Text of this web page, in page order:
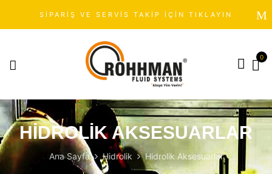
SİPARİŞ VE SERVİS TAKİP İÇİN TIKLAYIN
0
HIDROLIK AKSESUARLAR
Ana Sayfa Hidrolik Hidrolik Aksesuarlar